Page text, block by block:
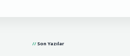
Son Yazılar